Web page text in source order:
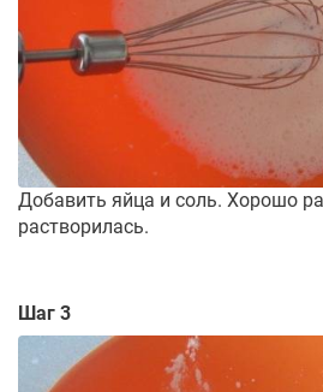
Добавить яйца и соль. Хорошо
растворилась.
Шаг 3